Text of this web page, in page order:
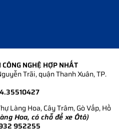
NGHỆ HỢP NHẤT
Trãi, quận Thanh Xuân, TP.
Làng Hoa, Cây Trâm, Gò Vấp, Hồ
Hoa, có chỗ để xe Ôtô)
952255